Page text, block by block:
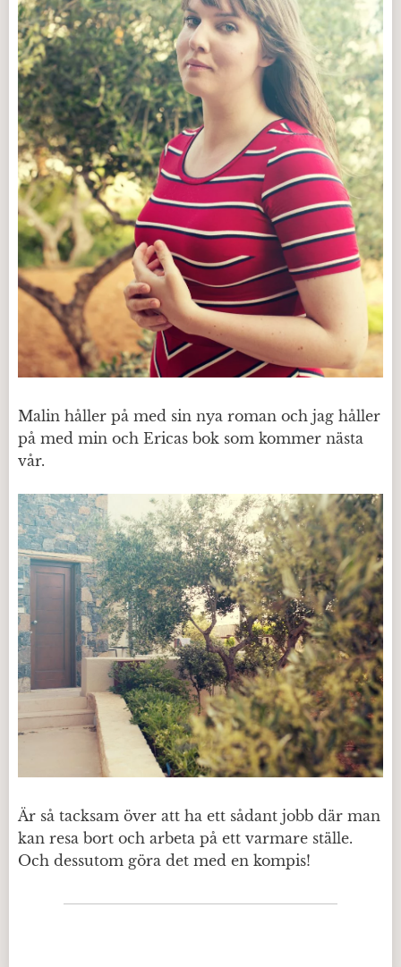
Malin håller på med sin nya roman och jag håller
på med min och Ericas bok som kommer nästa
vår.
Är så tacksam över att ha ett sådant jobb där man
kan resa bort och arbeta på ett varmare ställe.
Och dessutom göra det med en kompis!